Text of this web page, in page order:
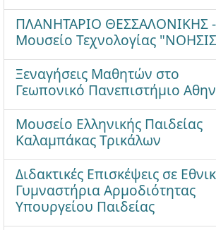
ΠΛΑΝΗΤΑΡΙΟ ΘΕΣΣΑΛΟΝΙΚΗΣ -
Μουσείο Τεχνολογίας
Ξεναγήσεις Μαθητών στο
Γεωπονικό Πανεπιστήμιο
Μουσείο Ελληνικής Παιδείας
Καλαμπάκας Τρικάλων
Διδακτικές Επισκέψεις σε
Γυμναστήρια Αρμοδιότητας
Υπουργείου Παιδείας